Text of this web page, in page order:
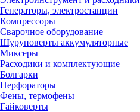
Генераторы, электростанции
Компрессоры
Сварочное оборудование
Шуруповерты аккумуляторные
Миксеры
Расходики и комплектующие
Болгарки
Перфораторы
Фены, термофены
Гайковерты